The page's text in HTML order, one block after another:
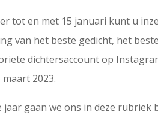
tot en met 15 januari kunt u
van het beste gedicht, het
dichtersaccount op
2023.
jaar gaan we ons in deze